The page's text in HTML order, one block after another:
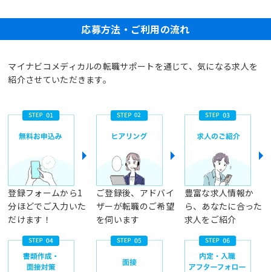
応募方法・ご利用の流れ
マイナビコメディカルの転職サポートを通じて、気になる求人を
紹介させていただきます。
登録フォームから1
分ほどでご入力いた
だけます！
ご登録後、アドバイ
ザーが転職のご希望
を伺います
豊富な求人情報か
ら、あなたに合った
求人をご紹介